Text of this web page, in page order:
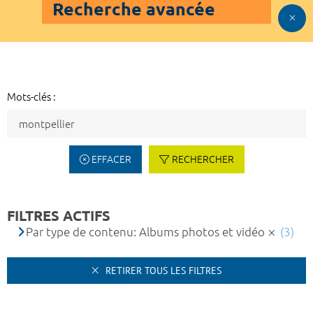
Recherche avancée
Mots-clés :
EFFACER RECHERCHER
FILTRES ACTIFS
Par type de contenu: Albums photos et vidéo (3)
RETIRER TOUS LES FILTRES